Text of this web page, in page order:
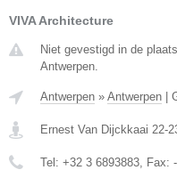
VIVA Architecture
Niet gevestigd in de
Antwerpen.
Antwerpen » Antwerpen |
Ernest Van Dijckkaai 22-
Tel: +32 3 6893883 , Fax: -